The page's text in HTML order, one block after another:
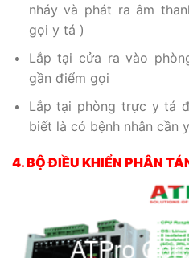
nháy và phát ra âm
gọi y tá )
Lắp tại cửa ra vào
gần điểm gọi
Lắp tại phòng trực y tá
biết là có bệnh nhân cần
4. BỘ ĐIỀU KHIỂN PHÂN